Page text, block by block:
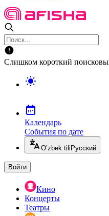
Слишком короткий
Календарь
События по дате
O’zbek tili Русский
Войти
Кино
Концерты
Театры